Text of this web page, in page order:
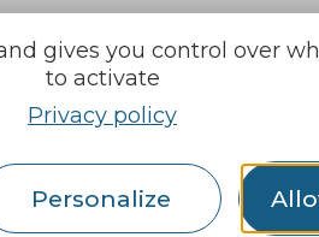
gives you control over
to activate
Privacy policy
Personalize
Find us on :